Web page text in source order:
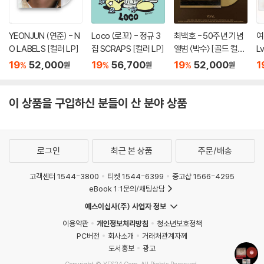
YEONJUN (연준) - N
O LABELS [컬러 LP]
19% 52,000원
Loco (로꼬) - 정규 3
집 SCRAPS [컬러 LP]
19% 56,700원
최백호 - 50주년 기념
앨범 〈박수〉 [골드 컬러
LP]
19% 52,000원
이 상품을 구입하신 분들이 산 분야 상품
로그인 최근 본 상품 주문/배송
고객센터 1544-3800 티켓 1544-6399
중고샵 1566-4295
eBook 1:1문의/채팅상담
예스이십사(주) 사업자 정보
이용약관
개인정보처리방침
청소년보호정책
PC버전
회사소개
거래처관계자께
도서홍보
광고